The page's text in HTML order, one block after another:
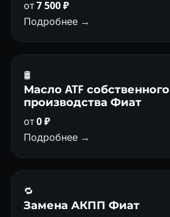
от7 500 ₽
Подробнее →
🛢
Масло ATF собственного
производства Фиат
от0 ₽
Подробнее →
🔁
Замена АКПП Фиат